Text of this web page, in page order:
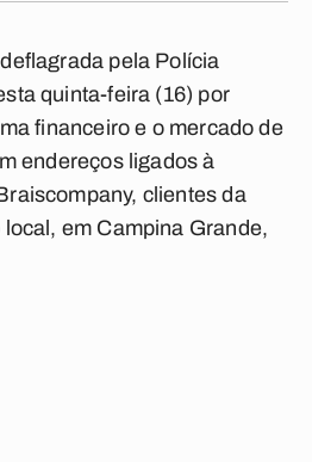
pela Polícia
quinta-feira (16) por
financeiro e o mercado de
endereços ligados à
clientes da
em Campina Grande,